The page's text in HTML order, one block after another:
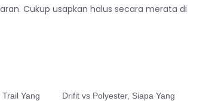
Cukup usapkan halus secara merata di
Yang
Drifit vs Polyester, Siapa Yang